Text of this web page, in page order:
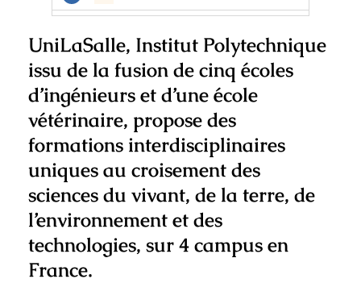
UniLaSalle, Institut Polytechnique
issu de la fusion de cinq écoles
d’ingénieurs et d’une école
vétérinaire, propose des
formations interdisciplinaires
uniques au croisement des
sciences du vivant, de la terre, de
l’environnement et des
technologies, sur 4 campus en
France.